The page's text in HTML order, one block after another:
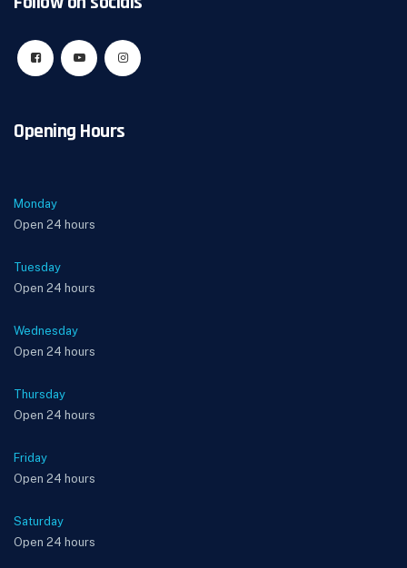
Opening Hours
Monday
Open 24 hours
Tuesday
Open 24 hours
Wednesday
Open 24 hours
Thursday
Open 24 hours
Friday
Open 24 hours
Saturday
Open 24 hours